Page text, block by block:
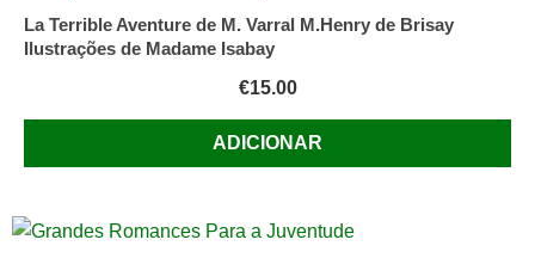
concelho,
1950
ed.
La Terrible Aventure de M. Varral M.Henry de Brisay
Ilustrações de Madame Isabay
€15.00
ADICIONAR